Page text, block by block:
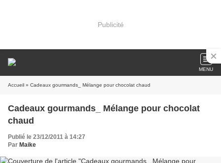
Publicité
MENU
Accueil » Cadeaux gourmands_ Mélange pour chocolat chaud
Cadeaux gourmands_ Mélange pour chocolat
chaud
Publié le 23/12/2011 à 14:27
Par Maike